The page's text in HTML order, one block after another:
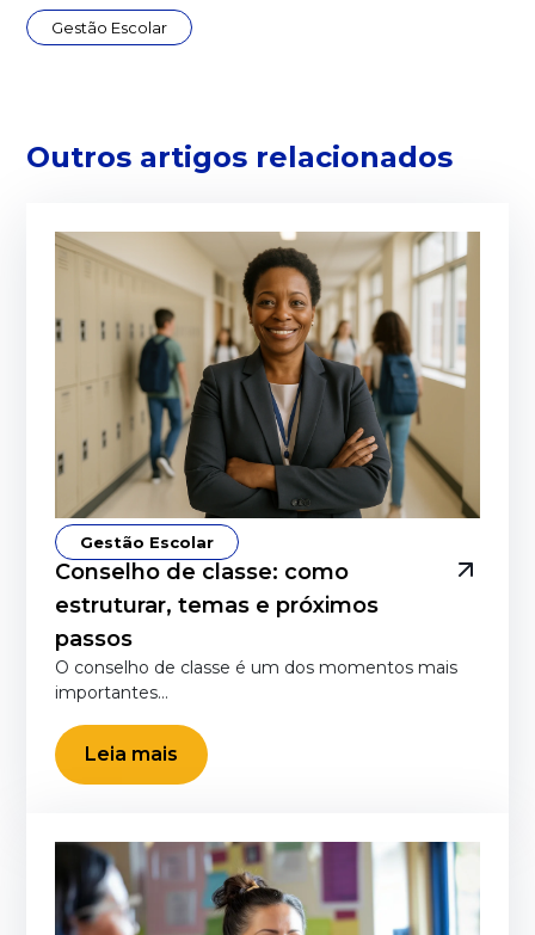
Gestão Escolar
Outros artigos relacionados
Gestão Escolar
Conselho de classe: como
estruturar, temas e próximos
passos
O conselho de classe é um dos momentos mais
importantes…
Leia mais